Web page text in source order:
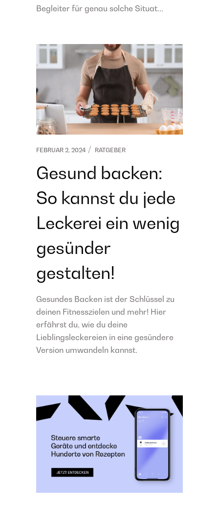
Begleiter für genau solche Situat...
FEBRUAR 2, 2024 RATGEBER
Gesund backen:
So kannst du jede
Leckerei ein wenig
gesünder
gestalten!
Gesundes Backen ist der Schlüssel zu
deinen Fitnesszielen und mehr! Hier
erfährst du, wie du deine
Lieblingsleckereien in eine gesündere
Version umwandeln kannst.